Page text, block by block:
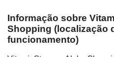
Informação sobre
Shopping (localização
funcionamento)